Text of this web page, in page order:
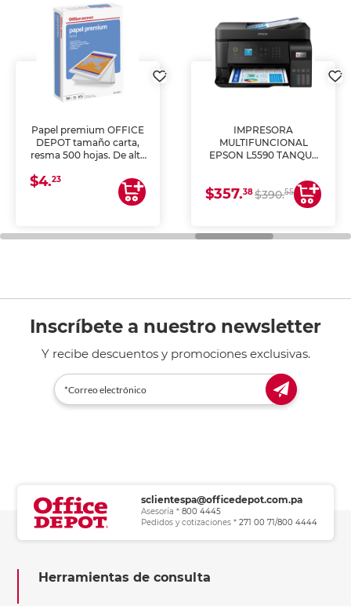
Papel premium OFFICE
DEPOT tamaño carta,
resma 500 hojas. De alta
uniforme, ideal para
impresoras de inyección
de tinta y láser,
general de oficina.
$4.23
IMPRESORA
MULTIFUNCIONAL
EPSON L5590 TANQUE
COPIA Y ESCANEA)
$357.38$390.55
Inscríbete a nuestro newsletter
Y recibe descuentos y promociones exclusivas.
sclientespa@officedepot.com.pa
Asesoría * 800 4445
Pedidos y cotizaciones * 271 00 71/800 4444
Herramientas de consulta